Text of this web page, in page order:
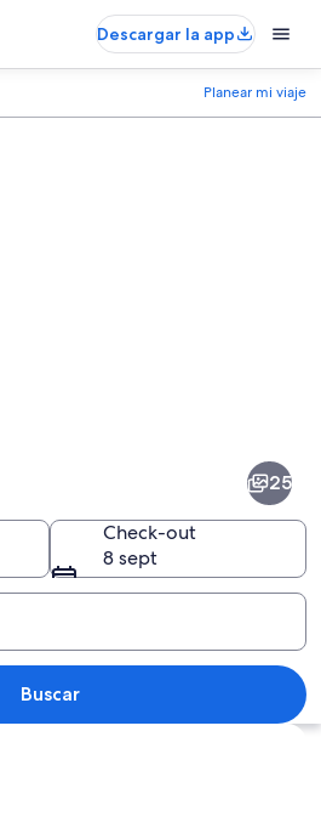
Descargar la app
Planear mi viaje
Un paisaje urbano frente al agua con
25
Check-out
8 sept
Buscar